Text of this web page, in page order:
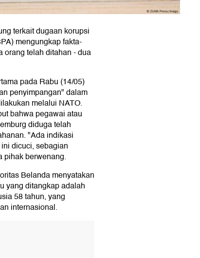
terkait dugaan korupsi
mengungkap fakta-
orang telah ditahan - dua
pada Rabu (14/05)
penyimpangan" dalam
melalui NATO.
bahwa pegawai atau
diduga telah
"Ada indikasi
dicuci, sebagian
pihak berwenang.
Belanda menyatakan
yang ditangkap adalah
58 tahun, yang
internasional.